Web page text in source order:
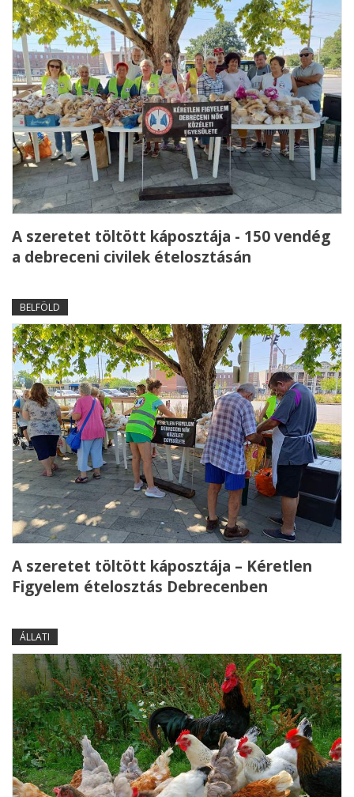
A szeretet töltött káposztája - 150 vendég
a debreceni civilek ételosztásán
BELFÖLD
A szeretet töltött káposztája – Kéretlen
Figyelem ételosztás Debrecenben
ÁLLATI